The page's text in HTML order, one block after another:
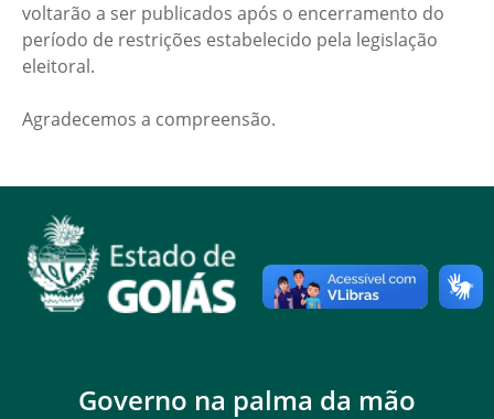
voltarão a ser publicados após o encerramento do
período de restrições estabelecido pela legislação
eleitoral.
Agradecemos a compreensão.
Governo na palma da mão